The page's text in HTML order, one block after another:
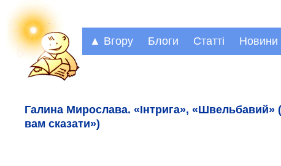
▲ Вгору Блоги Статті Новини
Галина Мирослава. «Інтрига», «Швельбавий»
вам сказати»)